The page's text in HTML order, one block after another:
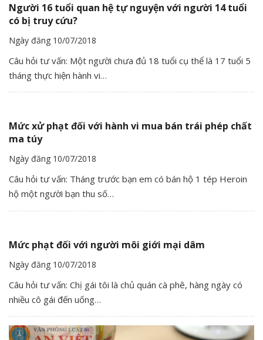
Người 16 tuổi quan hệ tự nguyện với người 14 tuổi
có bị truy cứu?
Ngày đăng 10/07/2018
Câu hỏi tư vấn: Một người chưa đủ 18 tuổi cụ thể là 17 tuổi 5
tháng thực hiện hành vi…
Mức xử phạt đối với hành vi mua bán trái phép chất
ma túy
Ngày đăng 10/07/2018
Câu hỏi tư vấn: Tháng trước bạn em có bán hộ 1 tép Heroin
hộ một người bạn thu số…
Mức phạt đối với người môi giới mại dâm
Ngày đăng 10/07/2018
Câu hỏi tư vấn: Chị gái tôi là chủ quán cà phê, hàng ngày có
nhiều cô gái đến uống…